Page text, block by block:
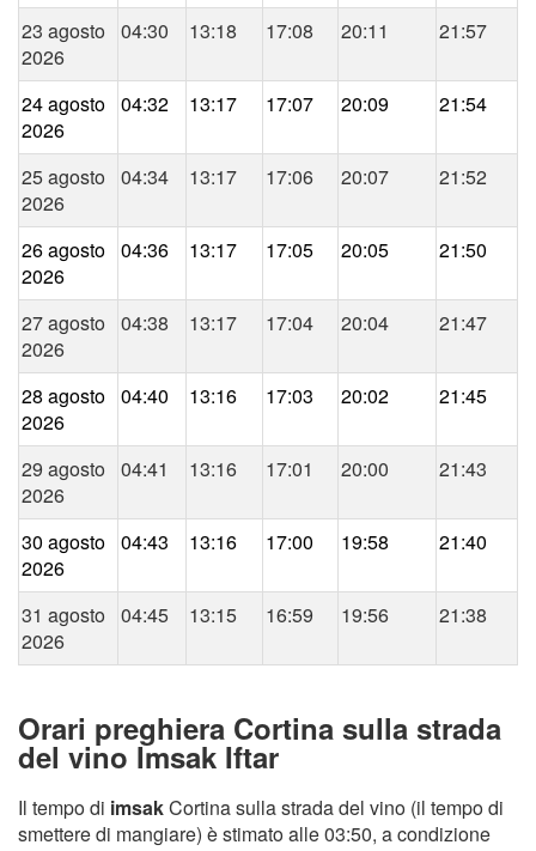
23 agosto
2026
04:30 13:18 17:08 20:11 21:57
24 agosto
2026
04:32 13:17 17:07 20:09 21:54
25 agosto
2026
04:34 13:17 17:06 20:07 21:52
26 agosto
2026
04:36 13:17 17:05 20:05 21:50
27 agosto
2026
04:38 13:17 17:04 20:04 21:47
28 agosto
2026
04:40 13:16 17:03 20:02 21:45
29 agosto
2026
04:41 13:16 17:01 20:00 21:43
30 agosto
2026
04:43 13:16 17:00 19:58 21:40
31 agosto
2026
04:45 13:15 16:59 19:56 21:38
Orari preghiera Cortina sulla strada
del vino Imsak Iftar
Il tempo di imsakCortina sulla strada del vino (il tempo di
smettere di mangiare) è stimato alle 03:50, a condizione